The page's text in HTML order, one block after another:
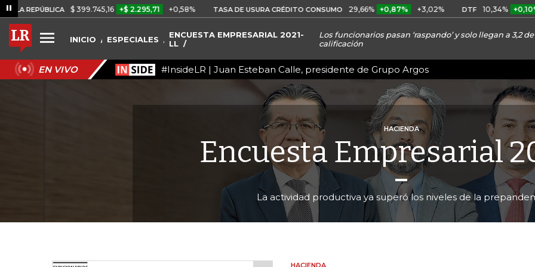
$ 399.745,16 +$ 2.295,71 +0,58% TASA DE USURA CRÉDITO CONSUMO 29,66% +0,87% +3,02% DTF 10,34% +0,10%
INICIO ESPECIALES
ENCUESTA EMPRESARIAL 2021-
LL
Los funcionarios pasan ‘raspando’ y solo llegan a 3,2
calificación
EN VIVO #InsideLR | Juan Esteban Calle, presidente de Grupo Argos
HACIENDA
Encuesta Empresarial
La actividad productiva ya superó los niveles de la
HACIENDA